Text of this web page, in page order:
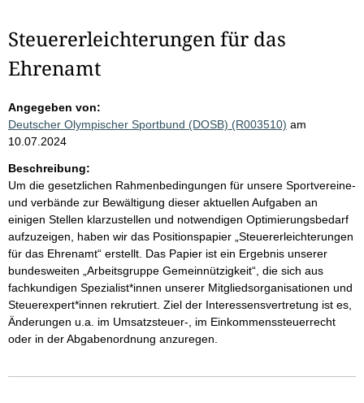
Steuererleichterungen für das
Ehrenamt
Angegeben von:
Deutscher Olympischer Sportbund (DOSB) (R003510) am
10.07.2024
Beschreibung:
Um die gesetzlichen Rahmenbedingungen für unsere Sportvereine-
und verbände zur Bewältigung dieser aktuellen Aufgaben an
einigen Stellen klarzustellen und notwendigen Optimierungsbedarf
aufzuzeigen, haben wir das Positionspapier „Steuererleichterungen
für das Ehrenamt“ erstellt. Das Papier ist ein Ergebnis unserer
bundesweiten „Arbeitsgruppe Gemeinnützigkeit“, die sich aus
fachkundigen Spezialist*innen unserer Mitgliedsorganisationen und
Steuerexpert*innen rekrutiert. Ziel der Interessensvertretung ist es,
Änderungen u.a. im Umsatzsteuer-, im Einkommenssteuerrecht
oder in der Abgabenordnung anzuregen.